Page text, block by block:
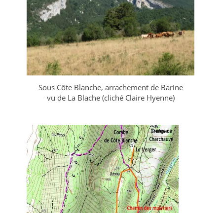
Sous Côte Blanche, arrachement de Barine
vu de La Blache (cliché Claire Hyenne)